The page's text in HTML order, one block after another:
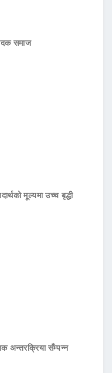
समाज
मूल्यमा उच्च बृद्धी
अन्तरक्रिया सँम्पन्न